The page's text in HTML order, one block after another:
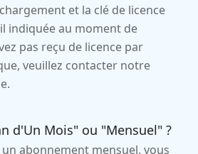
et la clé de licence
indiquée au moment de
pas reçu de licence par
veuillez contacter notre
d'Un Mois" ou "Mensuel" ?
abonnement mensuel, vous